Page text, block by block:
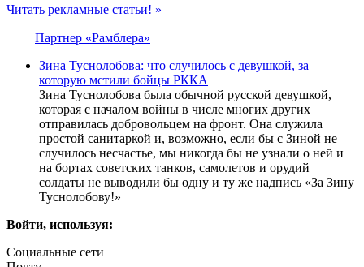
Читать рекламные статьи! »
Партнер «Рамблера»
Зина Туснолобова: что случилось с девушкой, за
которую мстили бойцы РККА
Зина Туснолобова была обычной русской девушкой,
которая с началом войны в числе многих других
отправилась добровольцем на фронт. Она служила
простой санитаркой и, возможно, если бы с Зиной не
случилось несчастье, мы никогда бы не узнали о ней и
на бортах советских танков, самолетов и орудий
солдаты не выводили бы одну и ту же надпись «За Зину
Туснолобову!»
Войти, используя:
Социальные сети